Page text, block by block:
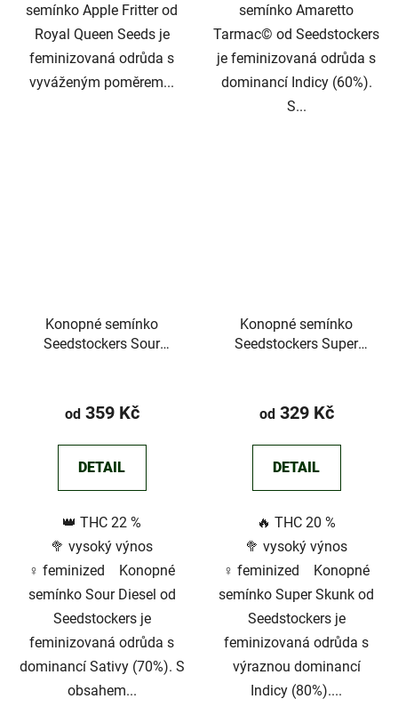
semínko Apple Fritter od
Royal Queen Seeds je
feminizovaná odrůda s
vyváženým poměrem...
semínko Amaretto
Tarmac© od Seedstockers
je feminizovaná odrůda s
dominancí Indicy (60%).
S...
Konopné semínko
Seedstockers Sour
od359 Kč
DETAIL
👑 THC 22 %
🥦 vysoký výnos
♀️ feminized Konopné
semínko Sour Diesel od
Seedstockers je
feminizovaná odrůda s
dominancí Sativy (70%). S
obsahem...
Konopné semínko
Seedstockers Super
od329 Kč
DETAIL
🔥 THC 20 %
🥦 vysoký výnos
♀️ feminized Konopné
semínko Super Skunk od
Seedstockers je
feminizovaná odrůda s
výraznou dominancí
Indicy (80%)....